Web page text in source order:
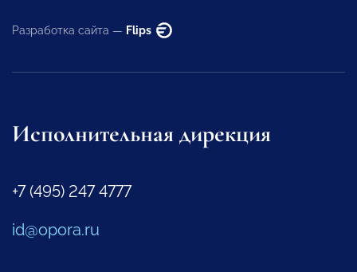
Разработка сайта — Flips
Исполнительная дирекция
+7 (495) 247 4777
id@opora.ru